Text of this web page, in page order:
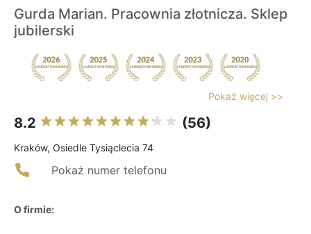
Gurda Marian. Pracownia złotnicza. Sklep
jubilerski
Pokaż więcej >>
8.2 (56)
Kraków, Osiedle Tysiąclecia 74
Pokaż numer telefonu
O firmie: